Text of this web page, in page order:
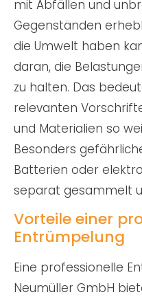
mit Abfällen und
Gegenständen
die Umwelt haben
daran, die
zu halten. Das
relevanten
und Materialien so
Besonders
Batterien oder
separat gesammelt
Vorteile einer
Entrümpelung
Eine professionelle
Neumüller GmbH